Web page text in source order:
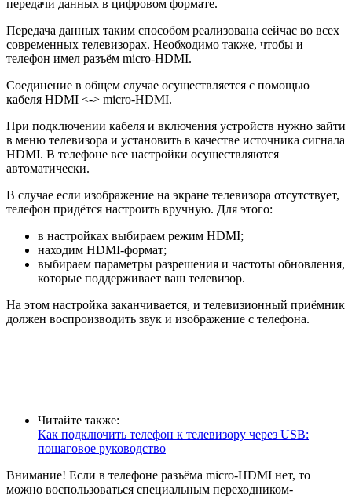
передачи данных в цифровом формате.
Передача данных таким способом реализована сейчас во всех
современных телевизорах. Необходимо также, чтобы и
телефон имел разъём micro-HDMI.
Соединение в общем случае осуществляется с помощью
кабеля HDMI <-> micro-HDMI.
При подключении кабеля и включения устройств нужно зайти
в меню телевизора и установить в качестве источника сигнала
HDMI. В телефоне все настройки осуществляются
автоматически.
В случае если изображение на экране телевизора отсутствует,
телефон придётся настроить вручную. Для этого:
в настройках выбираем режим HDMI;
находим HDMI-формат;
выбираем параметры разрешения и частоты обновления,
которые поддерживает ваш телевизор.
На этом настройка заканчивается, и телевизионный приёмник
должен воспроизводить звук и изображение с телефона.
Читайте также:
Как подключить телефон к телевизору через USB:
пошаговое руководство
Внимание! Если в телефоне разъёма micro-HDMI нет, то
можно воспользоваться специальным переходником-